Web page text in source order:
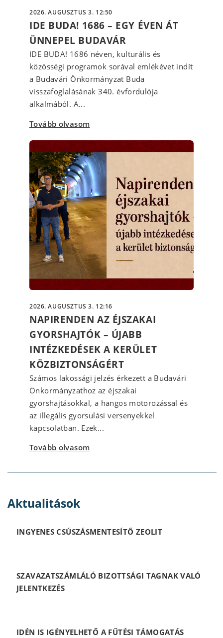
2026. AUGUSZTUS 3. 12:50
IDE BUDA! 1686 – EGY ÉVEN ÁT
ÜNNEPEL BUDAVÁR
IDE BUDA! 1686 néven, kulturális és
közösségi programok sorával emlékévet indít
a Budavári Önkormányzat Buda
visszafoglalásának 340. évfordulója
alkalmából. A...
Tovább olvasom
2026. AUGUSZTUS 3. 12:16
NAPIRENDEN AZ ÉJSZAKAI
GYORSHAJTÓK – ÚJABB
INTÉZKEDÉSEK A KERÜLET
KÖZBIZTONSÁGÉRT
Számos lakossági jelzés érkezett a Budavári
Önkormányzathoz az éjszakai
gyorshajtásokkal, a hangos motorozással és
az illegális gyorsulási versenyekkel
kapcsolatban. Ezek...
Tovább olvasom
Aktualitások
INGYENES CSÚSZÁSMENTESÍTŐ ZEOLIT
SZAVAZATSZÁMLÁLÓ BIZOTTSÁGI TAGNAK VALÓ
JELENTKEZÉS
IDÉN IS IGÉNYELHETŐ A FŰTÉSI TÁMOGATÁS